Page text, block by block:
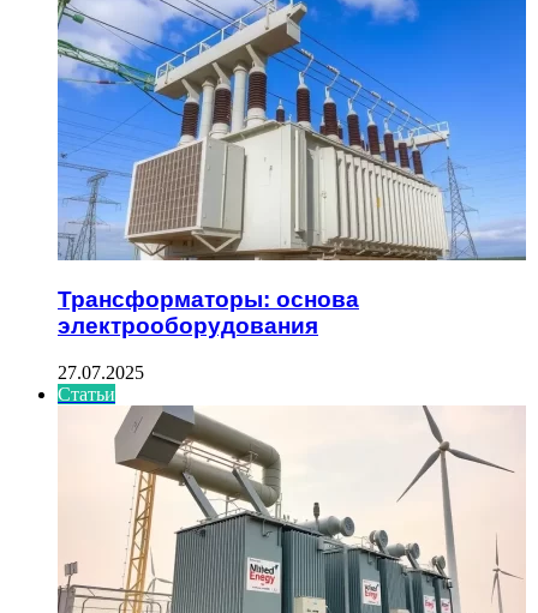
Трансформаторы: основа
электрооборудования
27.07.2025
Статьи